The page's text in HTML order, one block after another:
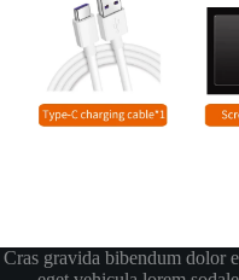
Cras gravida bibendum dolor